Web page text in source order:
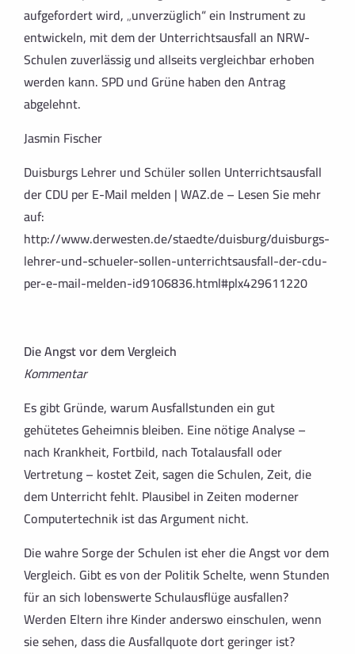
aufgefordert wird, „unverzüglich“ ein Instrument zu
entwickeln, mit dem der Unterrichtsausfall an NRW-
Schulen zuverlässig und allseits vergleichbar erhoben
werden kann. SPD und Grüne haben den Antrag
abgelehnt.
Jasmin Fischer
Duisburgs Lehrer und Schüler sollen Unterrichtsausfall
der CDU per E-Mail melden | WAZ.de – Lesen Sie mehr
auf:
http://www.derwesten.de/staedte/duisburg/duisburgs-
lehrer-und-schueler-sollen-unterrichtsausfall-der-cdu-
per-e-mail-melden-id9106836.html#plx429611220
Die Angst vor dem Vergleich
Kommentar
Es gibt Gründe, warum Ausfallstunden ein gut
gehütetes Geheimnis bleiben. Eine nötige Analyse –
nach Krankheit, Fortbild, nach Totalausfall oder
Vertretung – kostet Zeit, sagen die Schulen, Zeit, die
dem Unterricht fehlt. Plausibel in Zeiten moderner
Computertechnik ist das Argument nicht.
Die wahre Sorge der Schulen ist eher die Angst vor dem
Vergleich. Gibt es von der Politik Schelte, wenn Stunden
für an sich lobenswerte Schulausflüge ausfallen?
Werden Eltern ihre Kinder anderswo einschulen, wenn
sie sehen, dass die Ausfallquote dort geringer ist?